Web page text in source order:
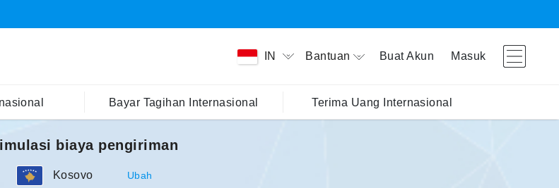
IN Bantuan Buat Akun Masuk
Bayar Tagihan Internasional Terima Uang Internasional
biaya pengiriman
Kosovo Ubah